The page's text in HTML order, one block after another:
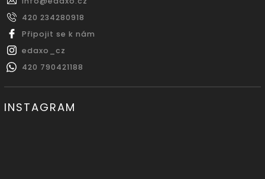
420 234280918
Připojit se k nám
edaxo_cz
420 790421188
INSTAGRAM